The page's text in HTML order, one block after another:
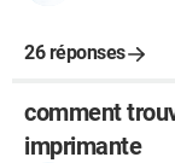
26 réponses
comment
imprimante